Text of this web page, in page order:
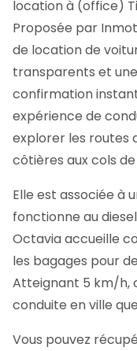
location à (office)
Proposée par
de location de
transparents et
confirmation
expérience de
explorer les routes
côtières aux cols
Elle est associée à
fonctionne au
Octavia accueille
les bagages pour
Atteignant 5 km/h,
conduite en ville
Vous pouvez